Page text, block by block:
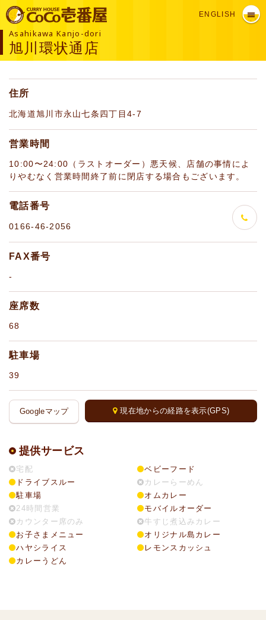
ENGLISH
Asahikawa Kanjo-dori
旭川環状通店
住所
北海道旭川市永山七条四丁目4-7
営業時間
10:00〜24:00（ラストオーダー）悪天候、店舗の事情によ
りやむなく営業時間終了前に閉店する場合もございます。
電話番号
0166-46-2056
FAX番号
-
座席数
68
駐車場
39
Googleマップ 現在地からの経路を表示(GPS)
提供サービス
宅配
ドライブスルー
駐車場
24時間営業
カウンター席のみ
お子さまメニュー
ハヤシライス
カレーうどん
ベビーフード
カレーらーめん
オムカレー
モバイルオーダー
牛すじ煮込みカレー
オリジナル島カレー
レモンスカッシュ